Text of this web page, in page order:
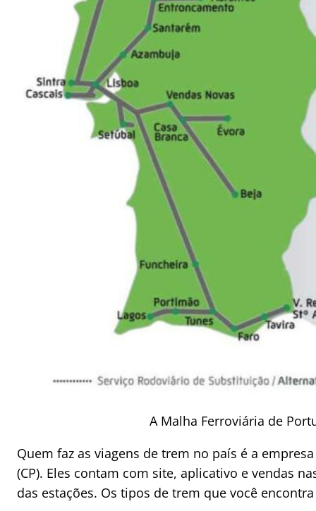
A Malha Ferroviária de
Quem faz as viagens de trem no país é a
(CP). Eles contam com site, aplicativo e vendas
das estações. Os tipos de trem que você